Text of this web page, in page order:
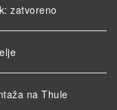
zatvoreno
na Thule